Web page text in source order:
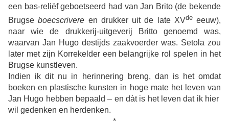
een bas-reliëf geboetseerd had van Jan Brito (de bekende
Brugseboecscrivere en drukkeruit de late XVdeeeuw),
naar wie de drukkerij-uitgeverij Britto genoemd was,
waarvan Jan Hugo destijds zaakvoerder was. Setola zou
later met zijn Korrekelder een belangrijke rol spelen in het
Brugse kunstleven.
Indien ik dit nu in herinnering breng, dan is het omdat
boeken en plastische kunsten in hoge mate het leven van
Jan Hugo hebben bepaald – en dàt is het leven dat ik hier
wil gedenken en herdenken.
*